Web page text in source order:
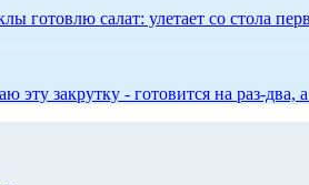
готовлю салат: улетает со стола
эту закрутку - готовится на раз-